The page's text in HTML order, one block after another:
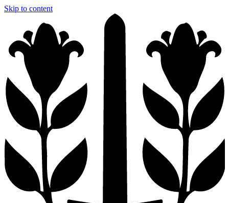
Skip to content